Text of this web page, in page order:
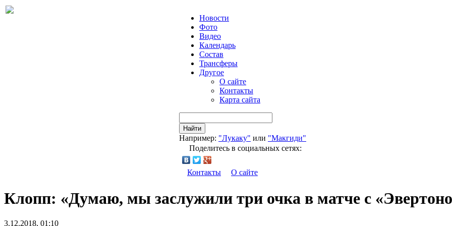
Новости
Фото
Видео
Календарь
Состав
Трансферы
Другое
О сайте
Контакты
Карта сайта
Найти
Например: "Лукаку" или "Макгиди"
Поделитесь в социальных сетях:
Контакты О сайте
Клопп: «Думаю, мы заслужили три очка в матче с
3.12.2018, 01:10